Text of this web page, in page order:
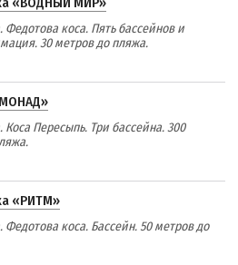
Федотова коса. Пять бассейнов и
30 метров до пляжа.
Коса Пересыпь. Три бассейна. 300
«РИТМ»
Федотова коса. Бассейн. 50 метров до